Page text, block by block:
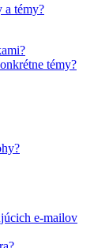
a témy?
témy?
e-mailov